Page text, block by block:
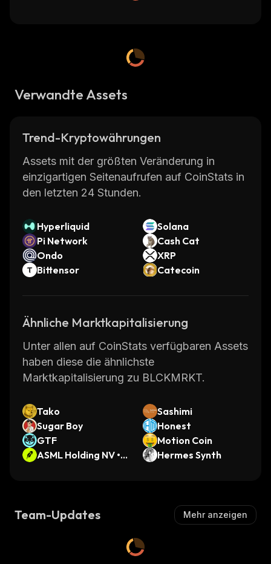
Verwandte Assets
Trend-Kryptowährungen
Assets mit der größten Veränderung in
einzigartigen Seitenaufrufen auf CoinStats in
den letzten 24 Stunden.
Hyperliquid
Solana
Pi Network
Cash Cat
Ondo
XRP
Bittensor
Catecoin
Ähnliche Marktkapitalisierung
Unter allen auf CoinStats verfügbaren Assets
haben diese die ähnlichste
Marktkapitalisierung zu BLCKMRKT.
Tako
Sashimi
Sugar Boy
Honest
GTF
Motion Coin
ASML Holding NV • R
Hermes Synth
Team-Updates Mehr anzeigen